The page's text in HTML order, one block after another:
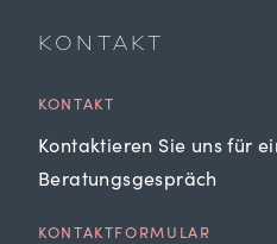
KONTAKT
KONTAKT
Kontaktieren Sie uns für
Beratungsgespräch
KONTAKTFORMULAR